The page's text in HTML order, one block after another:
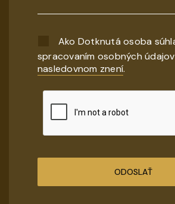
Ako Dotknutá osoba
spracovaním osobných
nasledovnom znení.
ODOSLAŤ